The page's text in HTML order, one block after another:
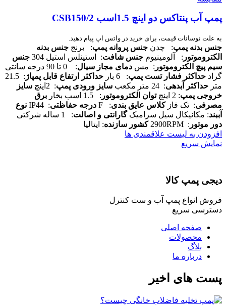
پمپ آب پنتاکس دو اینچ 1.5اسب CSB150/2
به علت نوسانات قیمت، برای خرید در واتس اپ پیام دهید.
جنس بدنه پمپ: چدن جنس پروانه پمپ: برنج جنس بدنه
الکتروموتور : آلومینیوم جنس شافت: استینلس استیل 304
جنس
سیم پیچ الکتروموتور : مس دمای مجاز سیال
: 0 تا 90 درجه سانتی
گراد حداکثر فشار تست پمپ: 6 بار حداکثر ارتفاع قابل پمپاژ
: 21.5
متر حداکثر آبدهی: 24 متر مکعب سایز ورودی پمپ: 2اینچ
سایز
خروجی پمپ: 2 اینچ توان الکتروموتور : 1.5 اسب بخار
برق
مصرفی: تک فازکلاس عایق بندی: F درجه حفاظتی: IP44
نوع
آببند: مکانیکال سیل سرامیکگارانتی و اصالت: 1 ساله شرکتی
دور موتور : 2900RPM کشور سازنده: ایتالیا
افزودن به لیست علاقمندی ها
نمایش سریع
دیجی پمپ کالا
فروش انواع پمپ آب و ست کنترل
دسترسی سریع
صفحه اصلی
محصولات
بلاگ
درباره ما
پست های اخیر